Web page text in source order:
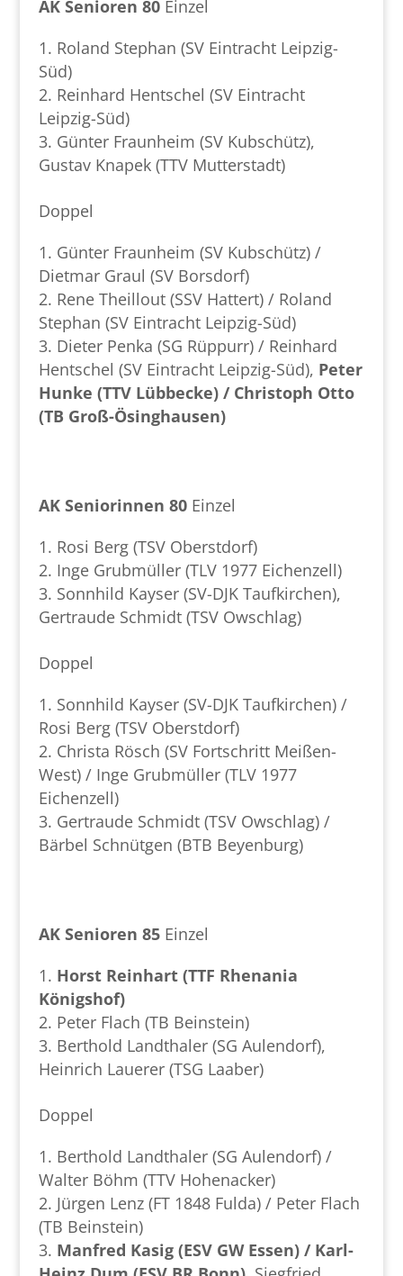
AK Senioren 80 Einzel
Roland Stephan (SV Eintracht Leipzig-
Süd)
Reinhard Hentschel (SV Eintracht
Leipzig-Süd)
Günter Fraunheim (SV Kubschütz),
Gustav Knapek (TTV Mutterstadt)
Doppel
Günter Fraunheim (SV Kubschütz) /
Dietmar Graul (SV Borsdorf)
Rene Theillout (SSV Hattert) / Roland
Stephan (SV Eintracht Leipzig-Süd)
Dieter Penka (SG Rüppurr) / Reinhard
Hentschel (SV Eintracht Leipzig-Süd), Peter
Hunke (TTV Lübbecke) / Christoph Otto
(TB Groß-Ösinghausen)
AK Seniorinnen 80 Einzel
Rosi Berg (TSV Oberstdorf)
Inge Grubmüller (TLV 1977 Eichenzell)
Sonnhild Kayser (SV-DJK Taufkirchen),
Gertraude Schmidt (TSV Owschlag)
Doppel
Sonnhild Kayser (SV-DJK Taufkirchen) /
Rosi Berg (TSV Oberstdorf)
Christa Rösch (SV Fortschritt Meißen-
West) / Inge Grubmüller (TLV 1977
Eichenzell)
Gertraude Schmidt (TSV Owschlag) /
Bärbel Schnütgen (BTB Beyenburg)
AK Senioren 85 Einzel
Horst Reinhart (TTF Rhenania
Königshof)
Peter Flach (TB Beinstein)
Berthold Landthaler (SG Aulendorf),
Heinrich Lauerer (TSG Laaber)
Doppel
Berthold Landthaler (SG Aulendorf) /
Walter Böhm (TTV Hohenacker)
Jürgen Lenz (FT 1848 Fulda) / Peter Flach
(TB Beinstein)
Manfred Kasig (ESV GW Essen) / Karl-